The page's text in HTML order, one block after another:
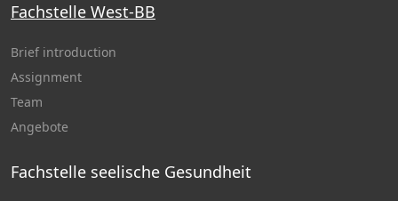
Fachstelle West-BB
Brief introduction
Assignment
Team
Angebote
Fachstelle seelische Gesundheit